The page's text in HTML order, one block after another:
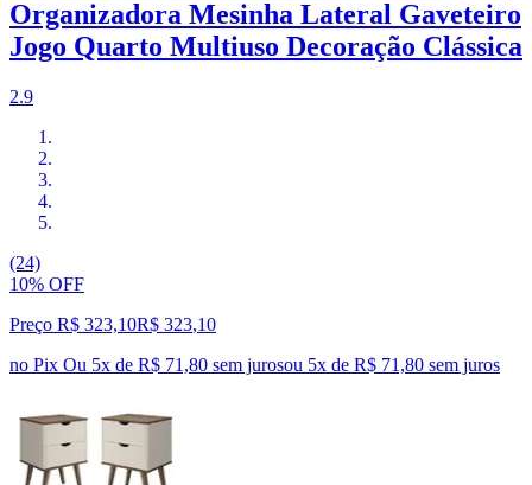
Organizadora Mesinha Lateral Gaveteiro
Jogo Quarto Multiuso Decoração Clássica
2.9
(24)
10% OFF
Preço R$ 323,10R$ 323,10
no Pix Ou 5x de R$ 71,80 sem jurosou 5x de R$ 71,80 sem juros